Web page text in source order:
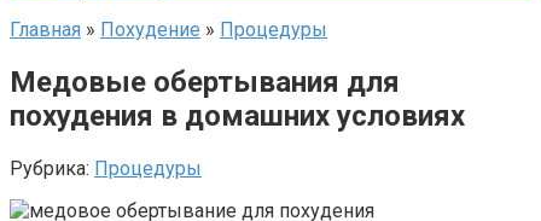
Главная » Похудение » Процедуры
Медовые обертывания для
похудения в домашних условиях
Рубрика: Процедуры